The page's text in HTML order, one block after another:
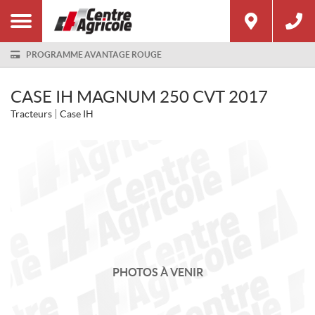
PROGRAMME AVANTAGE ROUGE
CASE IH MAGNUM 250 CVT 2017
Tracteurs Case IH
PHOTOS À VENIR